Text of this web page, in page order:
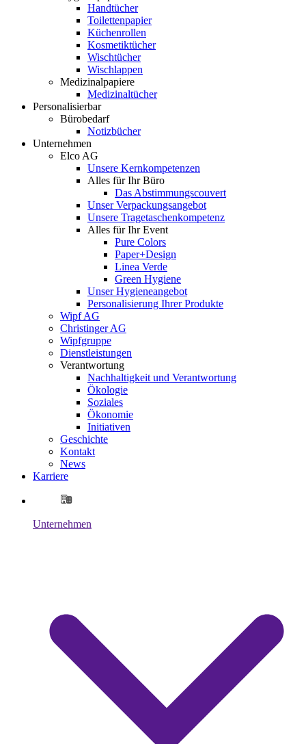
Handtücher
Toilettenpapier
Küchenrollen
Kosmetiktücher
Wischtücher
Wischlappen
Medizinalpapiere
Medizinaltücher
Personalisierbar
Bürobedarf
Notizbücher
Unternehmen
Elco AG
Unsere Kernkompetenzen
Alles für Ihr Büro
Das Abstimmungscouvert
Unser Verpackungsangebot
Unsere Tragetaschenkompetenz
Alles für Ihr Event
Pure Colors
Paper+Design
Linea Verde
Green Hygiene
Unser Hygieneangebot
Personalisierung Ihrer Produkte
Wipf AG
Christinger AG
Wipfgruppe
Dienstleistungen
Verantwortung
Nachhaltigkeit und Verantwortung
Ökologie
Soziales
Ökonomie
Initiativen
Geschichte
Kontakt
News
Karriere
Unternehmen